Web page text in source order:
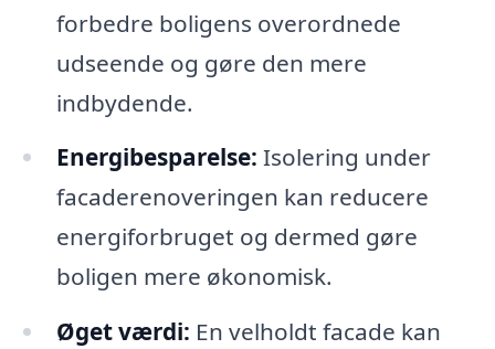
forbedre boligens overordnede
udseende og gøre den mere
indbydende.
Energibesparelse: Isolering under
facaderenoveringen kan reducere
energiforbruget og dermed gøre
boligen mere økonomisk.
Øget værdi: En velholdt facade kan